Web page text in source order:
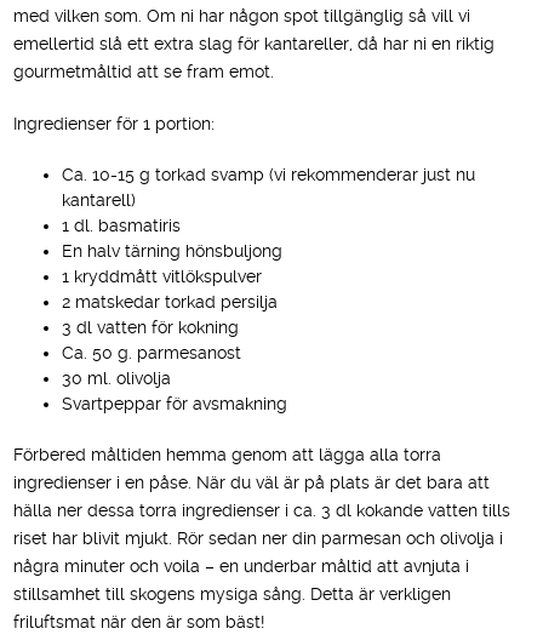
med vilken som. Om ni har någon spot tillgänglig så vill vi
emellertid slå ett extra slag för kantareller, då har ni en riktig
gourmetmåltid att se fram emot.
Ingredienser för 1 portion:
Ca. 10-15 g torkad svamp (vi rekommenderar just nu
kantarell)
1 dl. basmatiris
En halv tärning hönsbuljong
1 kryddmått vitlökspulver
2 matskedar torkad persilja
3 dl vatten för kokning
Ca. 50 g. parmesanost
30 ml. olivolja
Svartpeppar för avsmakning
Förbered måltiden hemma genom att lägga alla torra
ingredienser i en påse. När du väl är på plats är det bara att
hälla ner dessa torra ingredienser i ca. 3 dl kokande vatten tills
riset har blivit mjukt. Rör sedan ner din parmesan och olivolja i
några minuter och voila – en underbar måltid att avnjuta i
stillsamhet till skogens mysiga sång. Detta är verkligen
friluftsmat när den är som bäst!